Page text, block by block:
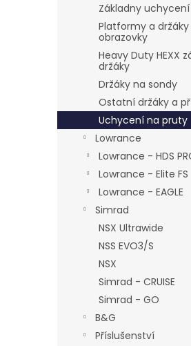
Základny
Platformy a držáky
obrazovky
Heavy Duty HEXX
držáky
Držáky na sondy
Ostatní držáky a
Uchycení na pruty
Lowrance
Lowrance - HDS
Lowrance - Elite FS
Lowrance - EAGLE
Simrad
NSX Ultrawide
NSS EVO3/S
NSX
Simrad - CRUISE
Simrad - GO
B&G
Příslušenství